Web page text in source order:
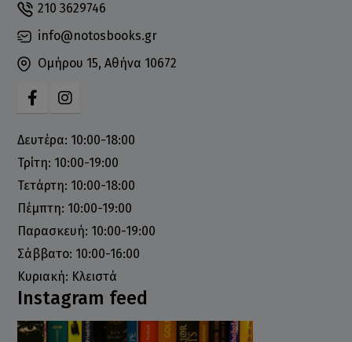
210 3629746
info@notosbooks.gr
Ομήρου 15, Αθήνα 10672
Δευτέρα: 10:00-18:00
Τρίτη: 10:00-19:00
Τετάρτη: 10:00-18:00
Πέμπτη: 10:00-19:00
Παρασκευή: 10:00-19:00
Σάββατο: 10:00-16:00
Κυριακή: Κλειστά
Instagram feed